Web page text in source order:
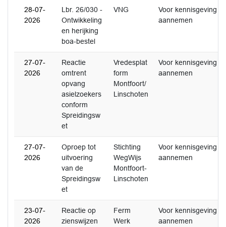
28-07-
2026
Lbr. 26/030 -
Ontwikkeling
en herijking
boa-bestel
VNG
Voor kennisgeving
aannemen
27-07-
2026
Reactie
omtrent
opvang
asielzoekers
conform
Spreidingsw
et
Vredesplat
form
Montfoort/
Linschoten
Voor kennisgeving
aannemen
27-07-
2026
Oproep tot
uitvoering
van de
Spreidingsw
et
Stichting
WegWijs
Montfoort-
Linschoten
Voor kennisgeving
aannemen
23-07-
2026
Reactie op
zienswijzen
Ferm
Werk
Voor kennisgeving
aannemen